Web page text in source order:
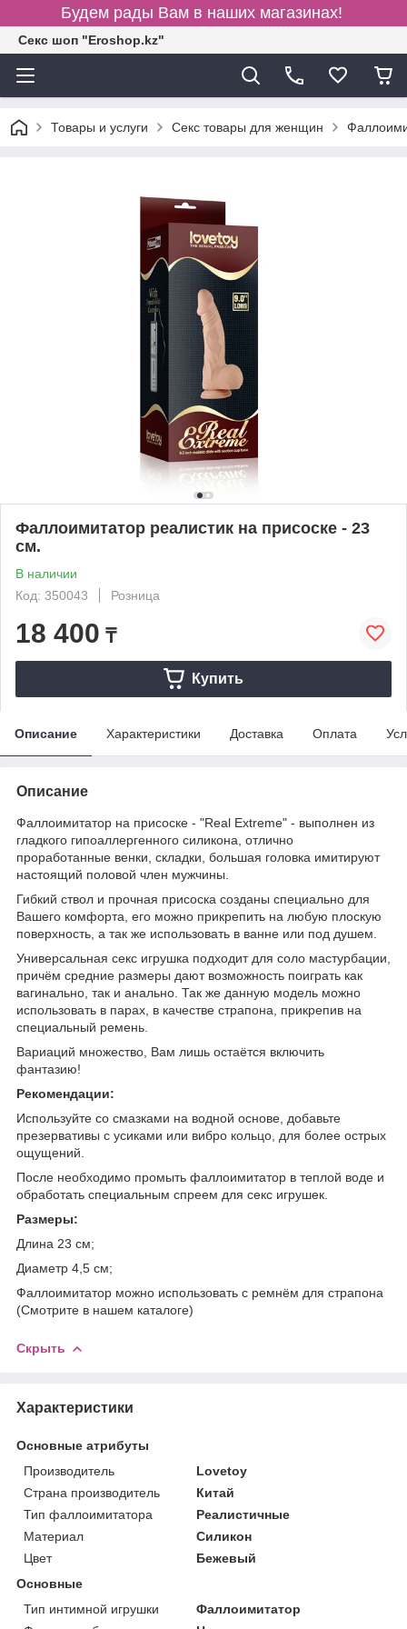
Будем рады Вам в наших магазинах!
Секс шоп "Eroshop.kz"
Товары и услуги Секс товары для женщин
Фаллоимитатор реалистик на присоске - 23
см.
В наличии
Код: 350043
Розница
18 400 ₸
Купить
Описание Характеристики Доставка Оплата
Описание
Фаллоимитатор на присоске - "Real Extreme" - выполнен из
гладкого гипоаллергенного силикона, отлично
проработанные венки, складки, большая головка имитируют
настоящий половой член мужчины.
Гибкий ствол и прочная присоска созданы специально для
Вашего комфорта, его можно прикрепить на любую плоскую
поверхность, а так же использовать в ванне или под душем.
Универсальная секс игрушка подходит для соло мастурбации,
причём средние размеры дают возможность поиграть как
вагинально, так и анально. Так же данную модель можно
использовать в парах, в качестве страпона, прикрепив на
специальный ремень.
Вариаций множество, Вам лишь остаётся включить
фантазию!
Рекомендации:
Используйте со смазками на водной основе, добавьте
презервативы с усиками или вибро кольцо, для более острых
ощущений.
После необходимо промыть фаллоимитатор в теплой воде и
обработать специальным спреем для секс игрушек.
Размеры:
Длина 23 см;
Диаметр 4,5 см;
Фаллоимитатор можно использовать с ремнём для страпона
(Смотрите в нашем каталоге)
Скрыть
Характеристики
Основные атрибуты
Производитель
Lovetoy
Страна производитель
Китай
Тип фаллоимитатора
Реалистичные
Материал
Силикон
Цвет
Бежевый
Основные
Тип интимной игрушки
Фаллоимитатор